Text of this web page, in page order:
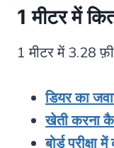
1 मीटर में
1 मीटर में 3.28
डियर का
खेती करना
बोर्ड